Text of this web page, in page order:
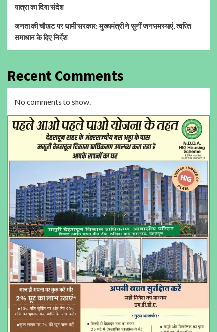
यात्रा का दिया संदेश
जनता की चौखट पर धामी सरकार: मुख्यमंत्री ने सुनीं जनसमस्याएं, त्वरित
समाधान के दिए निर्देश
Recent Comments
No comments to show.